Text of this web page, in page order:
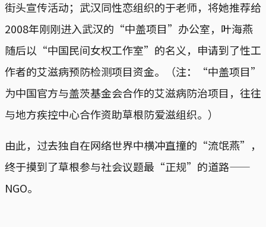
街头宣传活动；武汉同性恋组织的于老师，将她推荐给
2008年刚刚进入武汉的“中盖项目”办公室，叶海燕
随后以“中国民间女权工作室”的名义，申请到了性工
作者的艾滋病预防检测项目资金。（注：“中盖项目”
为中国官方与盖茨基金会合作的艾滋病防治项目，往往
与地方疾控中心合作资助草根防爱滋组织。）
由此，过去独自在网络世界中横冲直撞的“流氓燕”，
终于摸到了草根参与社会议题最“正规”的道路——
NGO。